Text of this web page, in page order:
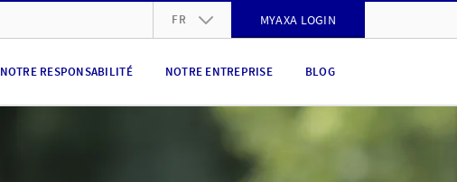
FR MYAXA LOGIN
NOTRE RESPONSABILITÉ NOTRE ENTREPRISE BLOG